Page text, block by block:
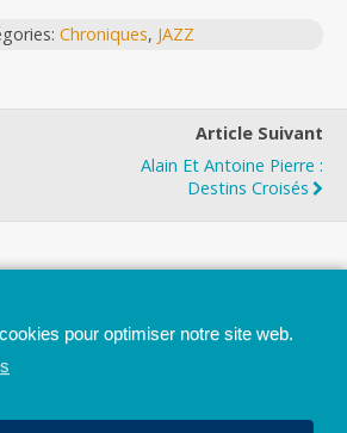
Chroniques, JAZZ
Article Suivant
Alain Et Antoine Pierre :
Destins Croisés
pour optimiser notre site web.